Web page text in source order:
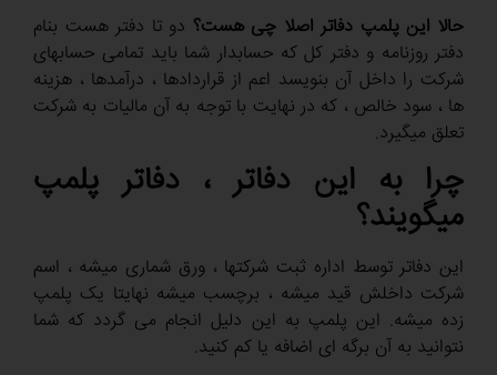
حالا این پلمپ دفاتر اصلا چی هست؟ دو تا دفتر هست بنام
دفتر روزنامه و دفتر کل که حسابدار شما باید تمامی حسابهای
شرکت را داخل آن بنویسد اعم از قراردادها ، درآمدها ، هزینه
ها ، سود خالص ، که در نهایت با توجه به آن مالیات به شرکت
تعلق میگیرد.
چرا به این دفاتر ، دفاتر پلمپ
میگویند؟
این دفاتر توسط اداره ثبت شرکتها ، ورق شماری میشه ، اسم
شرکت داخلش قید میشه ، برچسب میشه نهایتا یک پلمپ
زده میشه. این پلمپ به این دلیل انجام می گردد که شما
نتوانید به آن برگه ای اضافه یا کم کنید.